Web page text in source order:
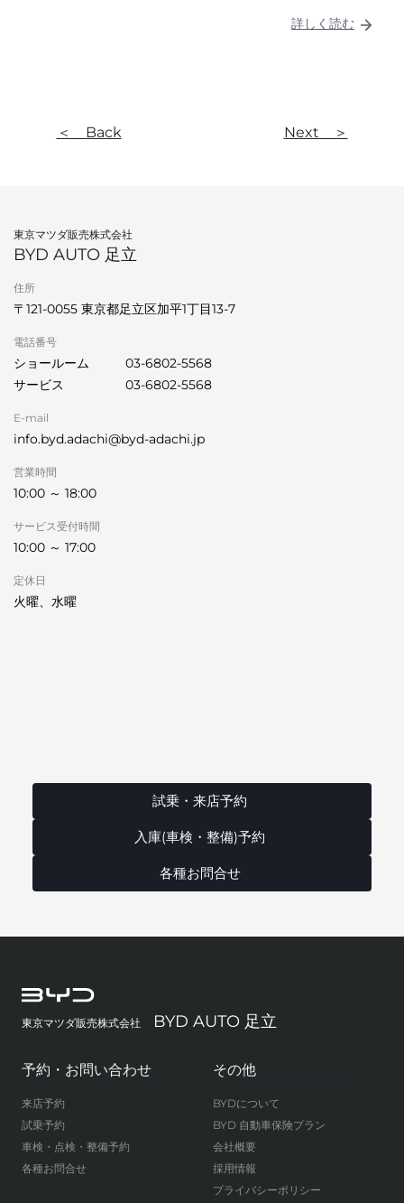
詳しく読む
＜ Back Next ＞
東京マツダ販売株式会社
BYD AUTO 足立
住所
〒121-0055 東京都足立区加平1丁目13‐7
電話番号
ショールーム
03-6802-5568
サービス
03-6802-5568
E-mail
info.byd.adachi@byd-adachi.jp
営業時間
10:00 ～ 18:00
サービス受付時間
10:00 ～ 17:00
定休日
火曜、水曜
試乗・来店予約
入庫(車検・整備)予約
各種お問合せ
東京マツダ販売株式会社 BYD AUTO 足立
予約・お問い合わせ
来店予約
試乗予約
車検・点検・整備予約
各種お問合せ
その他
BYDについて
BYD 自動車保険プラン
会社概要
採用情報
プライバシーポリシー